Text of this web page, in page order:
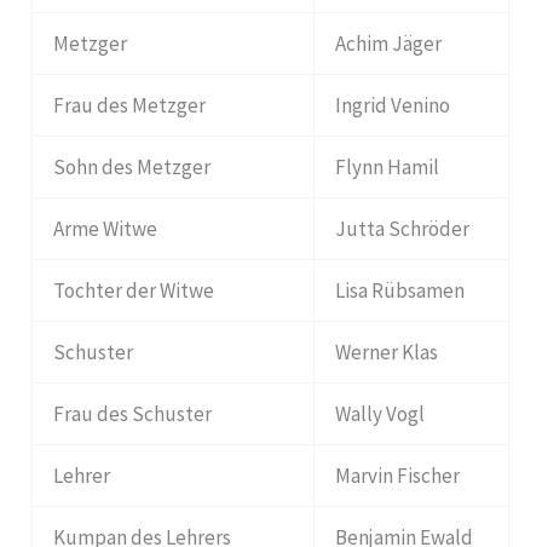
Metzger Achim Jäger
Frau des Metzger Ingrid Venino
Sohn des Metzger Flynn Hamil
Arme Witwe Jutta Schröder
Tochter der Witwe Lisa Rübsamen
Schuster Werner Klas
Frau des Schuster Wally Vogl
Lehrer Marvin Fischer
Kumpan des Lehrers Benjamin Ewald